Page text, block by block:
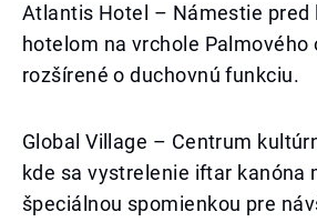
Atlantis Hotel – Námestie pred
hotelom na vrchole Palmového
rozšírené o duchovnú funkciu.
Global Village – Centrum
kde sa vystrelenie iftar kanóna
špeciálnou spomienkou pre